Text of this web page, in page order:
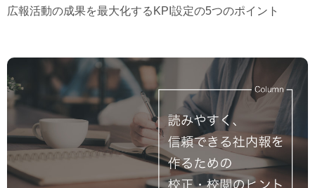
広報活動の成果を最大化するKPI設定の5つのポイント